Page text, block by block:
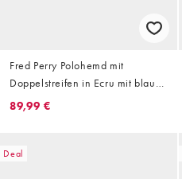
Fred Perry Polohemd mit
Doppelstreifen in Ecru mit blauen
und marineblauen Abschlüssen
89,99 €
Deal